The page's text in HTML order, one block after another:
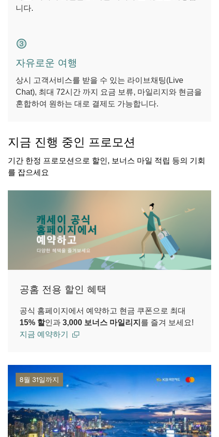
니다.
자유로운 여행
상시 고객서비스를 받을 수 있는 라이브채팅(Live
Chat), 최대 72시간 까지 요금 보류, 마일리지와 현금을
혼합하여 원하는 대로 결제도 가능합니다.
지금 진행 중인 프로모션
기간 한정 프로모션으로 할인, 보너스 마일 적립 등의 기회
를 잡으세요
공홈 전용 할인 혜택
공식 홈페이지에서 예약하고 현금 쿠폰으로 최대
15% 할인과 3,000 보너스 마일리지 를 즐겨 보세요!
지금 예약하기
8월 31일까지